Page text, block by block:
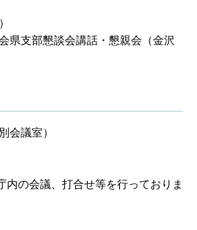
県支部懇談会講話・懇親会（金沢
会議室）
の会議、打合せ等を行っておりま